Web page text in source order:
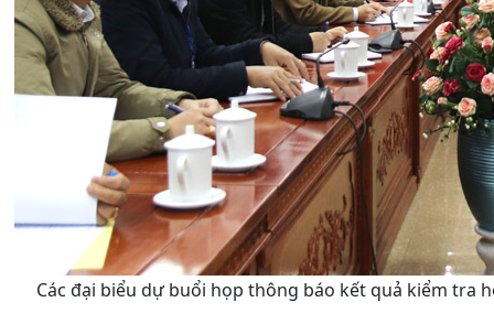
Các đại biểu dự buổi họp thông báo kết quả kiểm tra